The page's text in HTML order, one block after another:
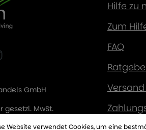
GmbH
gesetzl. MwSt.
Hilfe zu
Zum
FAQ
Website verwendet Cookies, um eine